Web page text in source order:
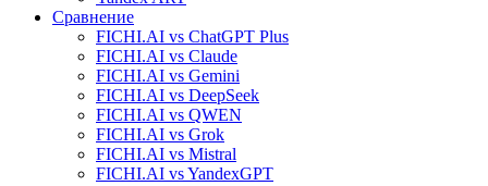
Сравнение
FICHI.AI vs ChatGPT Plus
FICHI.AI vs Claude
FICHI.AI vs Gemini
FICHI.AI vs DeepSeek
FICHI.AI vs QWEN
FICHI.AI vs Grok
FICHI.AI vs Mistral
FICHI.AI vs YandexGPT